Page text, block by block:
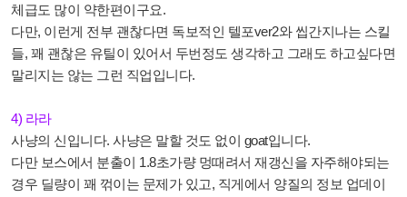
체급도 많이 약한편이구요.
다만, 이런게 전부 괜찮다면 독보적인 텔포ver2와 씹간지나는 스킬
들, 꽤 괜찮은 유틸이 있어서 두번정도 생각하고 그래도 하고싶다면
말리지는 않는 그런 직업입니다.
4) 라라
사냥의 신입니다. 사냥은 말할 것도 없이 goat입니다.
다만 보스에서 분출이 1.8초가량 멍때려서 재갱신을 자주해야되는
경우 딜량이 꽤 꺾이는 문제가 있고, 직게에서 양질의 정보 업데이